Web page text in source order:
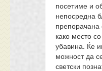
посетиме и
непосредна
препорачана
како место
убавина. Ќе
можност да
светски